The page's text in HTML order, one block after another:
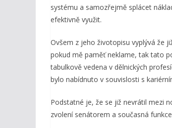
systému a samozřejmě splácet
efektivně využit.
Ovšem z jeho životopisu vyplývá že
pokud mě paměť neklame, tak tato
tabulkově vedena v dělnických
bylo nabídnuto v souvislosti s
Podstatné je, že se již nevrátil mezi
zvolení senátorem a současná